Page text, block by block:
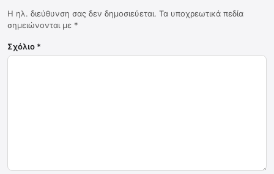
Η ηλ. διεύθυνση σας δεν δημοσιεύεται. Τα υποχρεωτικά πεδία
σημειώνονται με *
Σχόλιο *